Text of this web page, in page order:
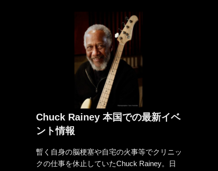
Chuck Rainey 本国での最新イベ
ント情報
暫く自身の脳梗塞や自宅の火事等でクリニッ
クの仕事を休止していたChuck Rainey。日